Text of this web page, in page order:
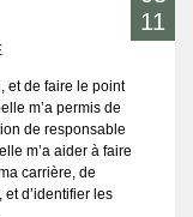
11
et de faire le point
m’a permis de
de responsable
m’a aider à faire
carrière, de
d’identifier les